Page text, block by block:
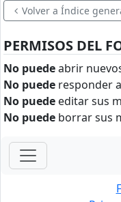
Volver a Índice
PERMISOS DEL
No puedeabrir
No puede responder
No puede editar sus
No puede borrar sus